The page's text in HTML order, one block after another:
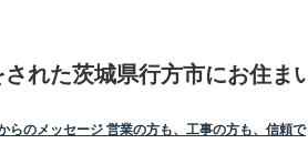
れた茨城県行方市にお住ま
らのメッセージ 営業の方も、工事の方も、信頼で